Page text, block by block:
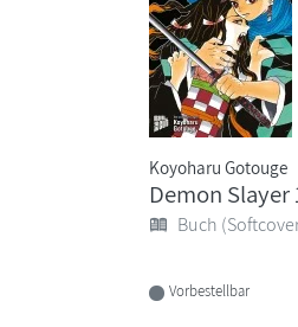
Koyoharu Gotouge
Demon Slayer
Buch
Vorbestellbar